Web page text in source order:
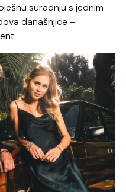
suradnju s jednim
današnjice –